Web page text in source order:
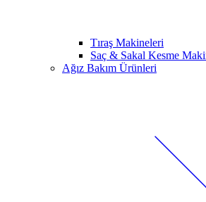
Tıraş Makineleri
Saç & Sakal Kesme
Ağız Bakım Ürünleri